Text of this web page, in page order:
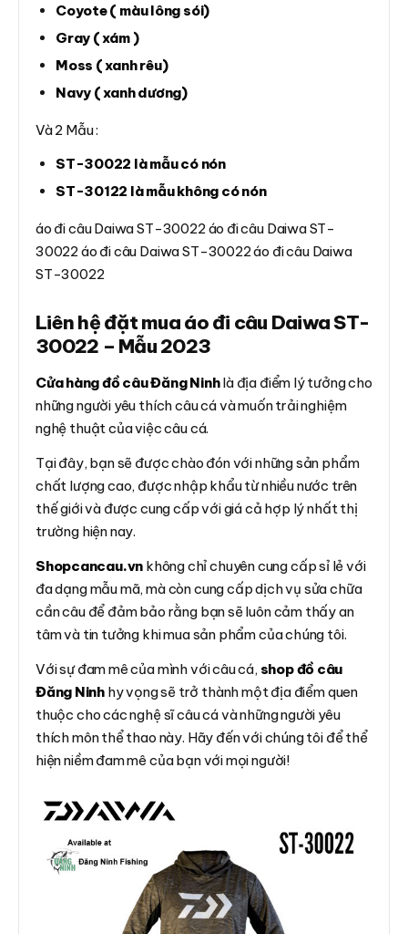
Coyote ( màu lông sói)
Gray ( xám )
Moss ( xanh rêu)
Navy ( xanh dương)
Và 2 Mẫu :
ST-30022 là mẫu có nón
ST-30122 là mẫu không có nón
áo đi câu Daiwa ST-30022 áo đi câu Daiwa ST-
30022 áo đi câu Daiwa ST-30022 áo đi câu Daiwa
ST-30022
Liên hệ đặt mua áo đi câu Daiwa ST-
30022 – Mẫu 2023
Cửa hàng đồ câu Đăng Ninhlà địa điểm lý tưởng cho
những người yêu thích câu cá và muốn trải nghiệm
nghệ thuật của việc câu cá.
Tại đây, bạn sẽ được chào đón với những sản phẩm
chất lượng cao, được nhập khẩu từ nhiều nước trên
thế giới và được cung cấp với giá cả hợp lý nhất thị
trường hiện nay.
Shopcancau.vn không chỉ chuyên cung cấp sỉ lẻ với
đa dạng mẫu mã, mà còn cung cấp dịch vụ sửa chữa
cần câu để đảm bảo rằng bạn sẽ luôn cảm thấy an
tâm và tin tưởng khi mua sản phẩm của chúng tôi.
Với sự đam mê của mình với câu cá, shop đồ câu
Đăng Ninhhy vọng sẽ trở thành một địa điểm quen
thuộc cho các nghệ sĩ câu cá và những người yêu
thích môn thể thao này. Hãy đến với chúng tôi để thể
hiện niềm đam mê của bạn với mọi người!